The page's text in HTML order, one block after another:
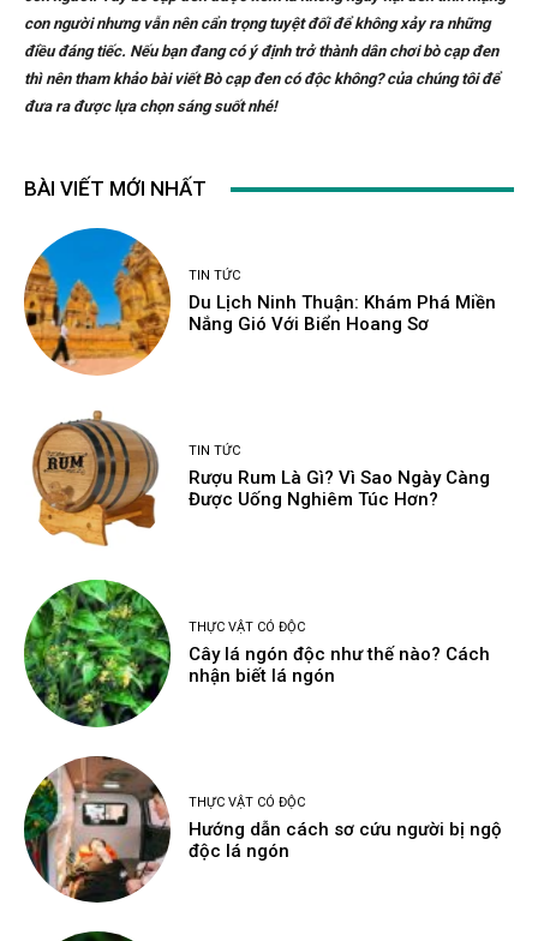
con người nhưng vẫn nên cẩn trọng tuyệt đối để không xảy ra những
điều đáng tiếc. Nếu bạn đang có ý định trở thành dân chơi bò cạp đen
thì nên tham khảo bài viết Bò cạp đen có độc không? của chúng tôi để
đưa ra được lựa chọn sáng suốt nhé!
BÀI VIẾT MỚI NHẤT
TIN TỨC
Du Lịch Ninh Thuận: Khám Phá Miền
Nắng Gió Với Biển Hoang Sơ
TIN TỨC
Rượu Rum Là Gì? Vì Sao Ngày Càng
Được Uống Nghiêm Túc Hơn?
THỰC VẬT CÓ ĐỘC
Cây lá ngón độc như thế nào? Cách
nhận biết lá ngón
THỰC VẬT CÓ ĐỘC
Hướng dẫn cách sơ cứu người bị ngộ
độc lá ngón